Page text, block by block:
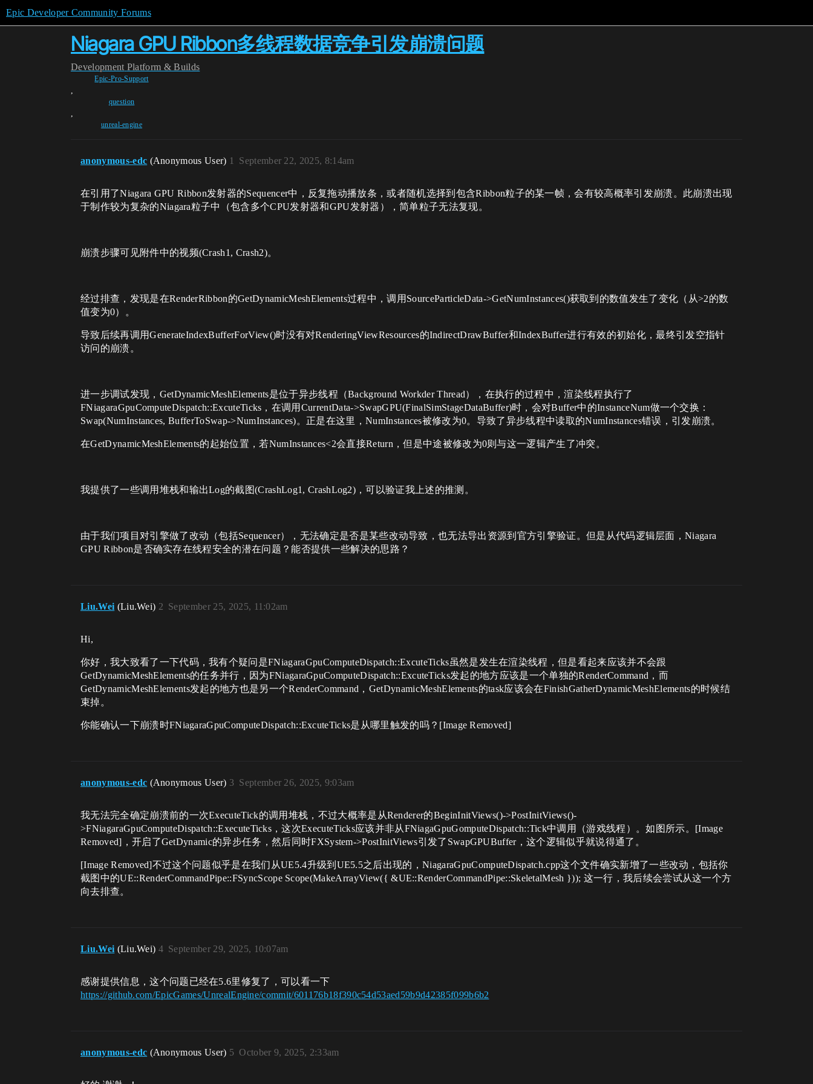
Epic Developer Community Forums
Niagara GPU Ribbon多线程数据竞争引发崩溃问题
Development Platform & Builds
Epic-Pro-Support
,
question
,
unreal-engine
anonymous-edc (Anonymous User) September 22, 2025, 8:14am
1
在引用了Niagara GPU Ribbon发射器的Sequencer中，反复拖动播放条，或者随机选择到包含Ribbon粒子​的某一帧，会有较高概率引发崩溃。此崩溃出现
于制作较为复杂的Niagara粒子中（包含多个CPU发射器和GPU发射器），简单粒子无法复现。
崩溃步骤可见附件中的视频(Crash1, Crash2)。​
经过排查，发现是在RenderRibbon的GetDynamicMeshElements过程中，​调用SourceParticleData->GetNumInstances()获取到的数值发生了变化（从>2的数
值变为0）。
导致后续再调用​GenerateIndexBufferForView()时没有对RenderingViewResources的IndirectDrawBuffer和IndexBuffer进行有效的初始化，最终引发空指针
访问的崩溃。
进一步调试发现，​GetDynamicMeshElements是位于异步线程（Background Workder Thread），在执行的过程中，渲染线程执行了
FNiagaraGpuComputeDispatch::ExcuteTicks，在调用CurrentData->SwapGPU(FinalSimStageDataBuffer)时，会对Buffer中的InstanceNum做一个交换：
Swap(NumInstances, BufferToSwap->NumInstances)。正是在这里，NumInstances被修改为0。导致了异步线程中读取的NumInstances错误，引发崩溃。
在GetDynamicMeshElements的起始位置，若NumInstances<2会直接Return，但是中途被修改为0则与这一逻辑产生了冲突。
我提供了一些调用堆栈和输出Log的截图(CrashLog1, CrashLog2)，可以验证我上述的推测。​
由于我们项目对引擎做了改动（包括Sequencer），无法确定是否是某些改动导致，也无法导出资源到官方引擎验证。但是从代码逻辑层面，Niagara
GPU Ribbon是否确实存在线程安全的潜在问题？能否提供一些解决的思路？​
Liu.Wei (Liu.Wei) September 25, 2025, 11:02am
2
Hi,
你好，我大致看了一下代码，我有个疑问是FNiagaraGpuComputeDispatch::ExcuteTicks虽然是发生在渲染线程，但是看起来应该并不会跟
GetDynamicMeshElements的任务并行，因为FNiagaraGpuComputeDispatch::ExcuteTicks发起的地方应该是一个单独的RenderCommand，而
GetDynamicMeshElements发起的地方也是另一个RenderCommand，GetDynamicMeshElements的task应该会在FinishGatherDynamicMeshElements的时候结
束掉。
你能确认一下崩溃时FNiagaraGpuComputeDispatch::ExcuteTicks是从哪里触发的吗？[Image Removed]
anonymous-edc (Anonymous User) September 26, 2025, 9:03am
3
我无法完全确定崩溃前的一次ExecuteTick的调用堆栈，不过大概率是从Renderer的BeginInitViews()->PostInitViews()-
>FNiagaraGpuComputeDispatch::ExecuteTicks，这次ExecuteTicks应该并非从FNiagaGpuGomputeDispatch::Tick中调用（游戏线程）。如图所示。[Image
Removed]，开启了GetDynamic的异步任务，然后同时FXSystem->PostInitViews引发了SwapGPUBuffer，这个逻辑似乎就说得通了。
[Image Removed]不过这个问题似乎是在我们从UE5.4升级到UE5.5之后出现的，NiagaraGpuComputeDispatch.cpp这个文件确实新增了一些改动，包括你
截图中的UE::RenderCommandPipe::FSyncScope Scope(MakeArrayView({ &UE::RenderCommandPipe::SkeletalMesh })); 这一行，我后续会尝试从这一个方
向去排查。
Liu.Wei (Liu.Wei) September 29, 2025, 10:07am
4
感谢提供信息，这个问题已经在5.6里修复了，可以看一下
https://github.com/EpicGames/UnrealEngine/commit/601176b18f390c54d53aed59b9d42385f099b6b2
anonymous-edc (Anonymous User) October 9, 2025, 2:33am
5